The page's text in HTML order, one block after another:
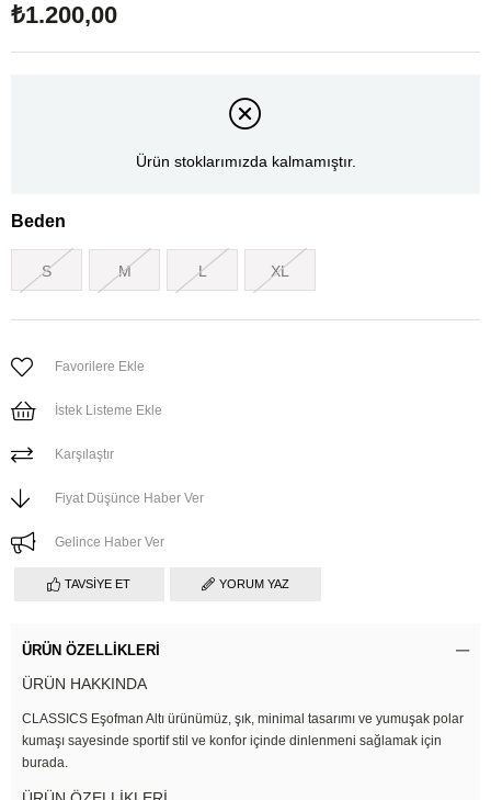
₺1.200,00
Ürün stoklarımızda kalmamıştır.
Beden
S M L XL
Favorilere Ekle
İstek Listeme Ekle
Karşılaştır
Fiyat Düşünce Haber Ver
Gelince Haber Ver
TAVSIYE ET YORUM YAZ
ÜRÜN ÖZELLIKLERI
ÜRÜN HAKKINDA
CLASSICS Eşofman Altı ürünümüz, şık, minimal tasarımı ve yumuşak polar
kumaşı sayesinde sportif stil ve konfor içinde dinlenmeni sağlamak için
burada.